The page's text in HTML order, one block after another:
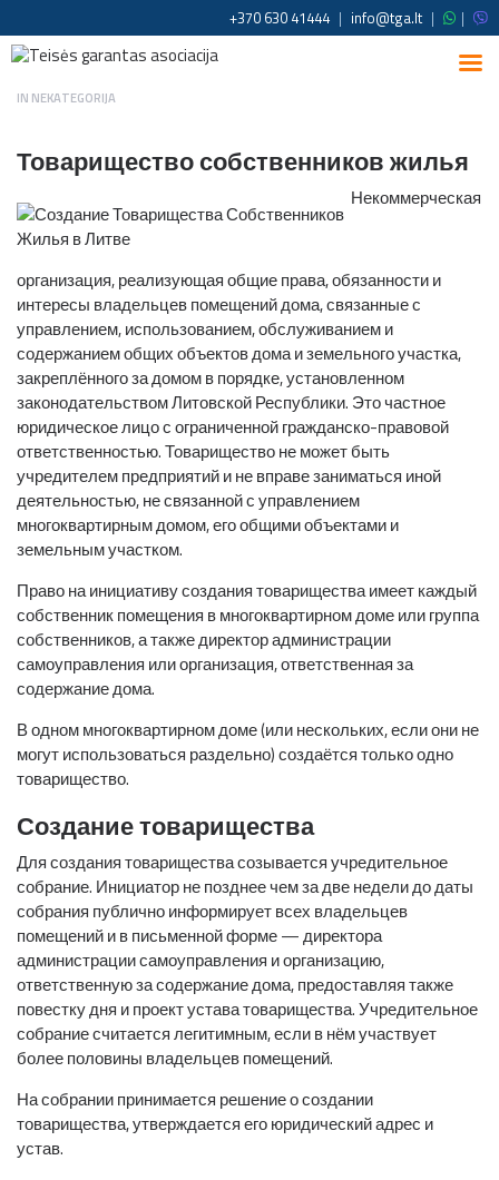
+370 630 41444 | info@tga.lt | |
IN NEKATEGORIJA
Товарищество собственников жилья
Некоммерческая
организация, реализующая общие права, обязанности и
интересы владельцев помещений дома, связанные с
управлением, использованием, обслуживанием и
содержанием общих объектов дома и земельного участка,
закреплённого за домом в порядке, установленном
законодательством Литовской Республики. Это частное
юридическое лицо с ограниченной гражданско-правовой
ответственностью. Товарищество не может быть
учредителем предприятий и не вправе заниматься иной
деятельностью, не связанной с управлением
многоквартирным домом, его общими объектами и
земельным участком.
Право на инициативу создания товарищества имеет каждый
собственник помещения в многоквартирном доме или группа
собственников, а также директор администрации
самоуправления или организация, ответственная за
содержание дома.
В одном многоквартирном доме (или нескольких, если они не
могут использоваться раздельно) создаётся только одно
товарищество.
Создание товарищества
Для создания товарищества созывается учредительное
собрание. Инициатор не позднее чем за две недели до даты
собрания публично информирует всех владельцев
помещений и в письменной форме — директора
администрации самоуправления и организацию,
ответственную за содержание дома, предоставляя также
повестку дня и проект устава товарищества. Учредительное
собрание считается легитимным, если в нём участвует
более половины владельцев помещений.
На собрании принимается решение о создании
товарищества, утверждается его юридический адрес и
устав.